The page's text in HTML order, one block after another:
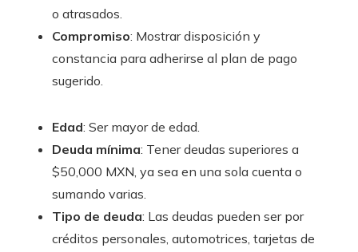
o atrasados.
Compromiso: Mostrar disposición y
constancia para adherirse al plan de pago
sugerido.
Edad: Ser mayor de edad.​
Deuda mínima: Tener deudas superiores a
$50,000 MXN, ya sea en una sola cuenta o
sumando varias.​
Tipo de deuda: Las deudas pueden ser por
créditos personales, automotrices, tarjetas de